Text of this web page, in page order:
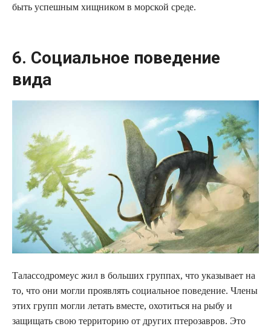
быть успешным хищником в морской среде.
6. Социальное поведение
вида
Талассодромеус жил в больших группах, что указывает на
то, что они могли проявлять социальное поведение. Члены
этих групп могли летать вместе, охотиться на рыбу и
защищать свою территорию от других птерозавров. Это